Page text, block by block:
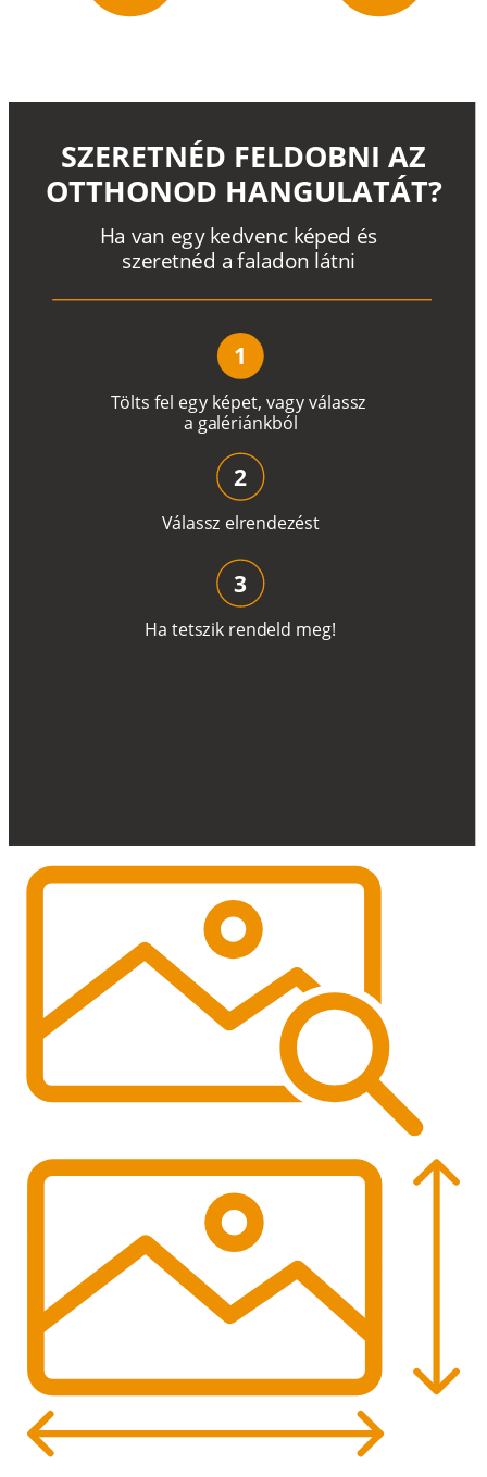
Tölts fel egy képet, vagyválassz
a galériánkból
Ha van egy kedvenc képed és
szeretnéd a faladon látni
SZERETNÉD FELDOBNI AZ
OTTHONOD HANGULATÁT?
1
Válassz elrendezést
2
Ha tetszik rendeld meg!
3